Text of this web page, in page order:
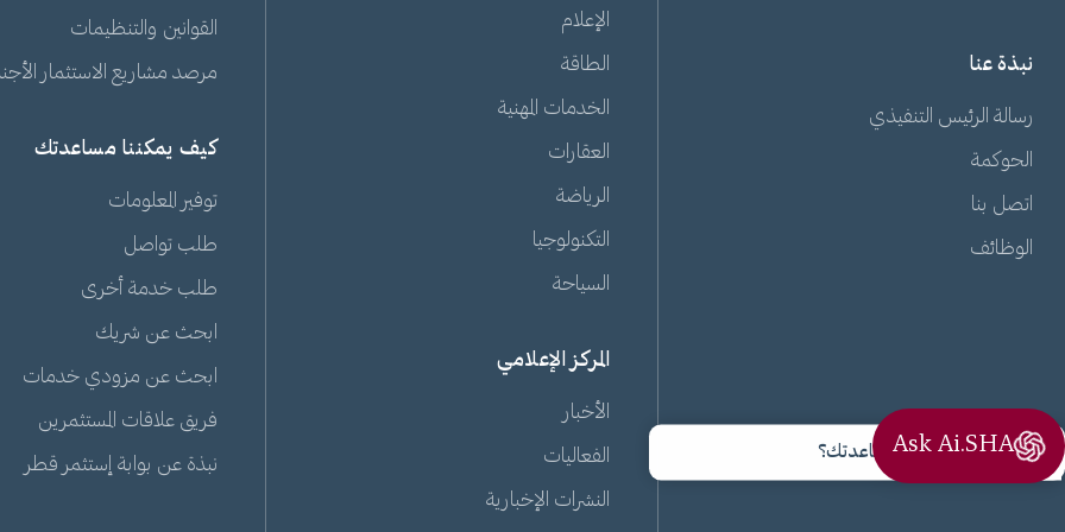
مرحبًا، كيف يمكنني مساعدتك؟
Ask Ai.SHA
نبذة عنا
رسالة الرئيس التنفيذي
الحوكمة
اتصل بنا
الوظائف
الإعلام
الطاقة
الخدمات المهنية
العقارات
الرياضة
التكنولوجيا
السياحة
المركز الإعلامي
الأخبار
الفعاليات
النشرات الإخبارية
القوانين والتنظيمات
مرصد مشاريع الاستثمار
كيف يمكننا مساعدتك
توفير المعلومات
طلب تواصل
طلب خدمة أخرى
ابحث عن شريك
ابحث عن مزودي خدمات
فريق علاقات المستثمرين
نبذة عن بوابة إستثمر قطر